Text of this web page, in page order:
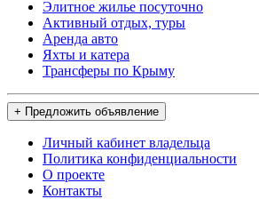
Элитное жилье посуточно
Активный отдых, туры
Аренда авто
Яхты и катера
Трансферы по Крыму
+ Предложить объявление
Личный кабинет владельца
Политика конфиденциальности
О проекте
Контакты